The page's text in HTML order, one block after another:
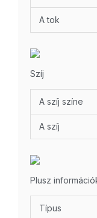
A tok
Szíj
A szíj színe
A szíj
Plusz
Típus